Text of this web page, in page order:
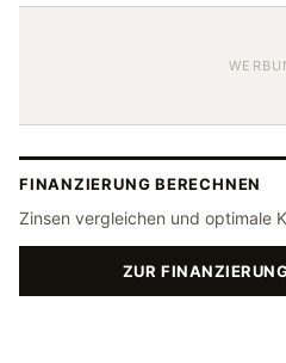
FINANZIERUNG BERECHNEN
Zinsen vergleichen und optimale
ZUR